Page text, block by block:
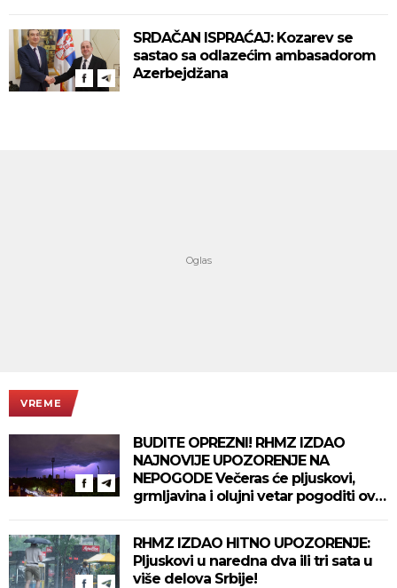
SRDAČAN ISPRAĆAJ: Kozarev se
sastao sa odlazećim ambasadorom
Azerbejdžana
VREME
BUDITE OPREZNI! RHMZ IZDAO
NAJNOVIJE UPOZORENJE NA
NEPOGODE Večeras će pljuskovi,
grmljavina i olujni vetar pogoditi ove
RHMZ IZDAO HITNO UPOZORENJE:
Pljuskovi u naredna dva ili tri sata u
više delova Srbije!